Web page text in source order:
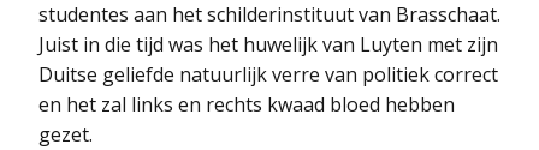
studentes aan het schilderinstituut van Brasschaat.
Juist in die tijd was het huwelijk van Luyten met zijn
Duitse geliefde natuurlijk verre van politiek correct
en het zal links en rechts kwaad bloed hebben
gezet.